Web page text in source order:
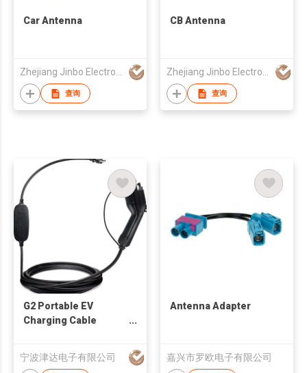
Car Antenna
Zhejiang Jinbo Electron Co., Ltd
查询
CB Antenna
Zhejiang Jinbo Electron Co., Ltd
查询
G2 Portable EV
Charging Cable
宁波津达电子有限公司
Antenna Adapter
嘉兴市罗欧电子有限公司